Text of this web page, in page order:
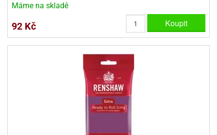
Máme na skladě
92 Kč Koupit